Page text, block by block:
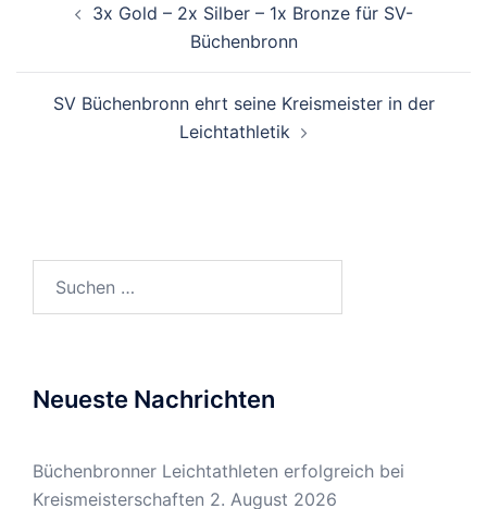
3x Gold – 2x Silber – 1x Bronze für SV-
Büchenbronn
SV Büchenbronn ehrt seine Kreismeister in der
Leichtathletik
nach:
Neueste Nachrichten
Büchenbronner Leichtathleten erfolgreich bei
Kreismeisterschaften 2. August 2026